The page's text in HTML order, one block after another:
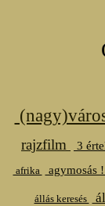
rajzfilm
3
afrika agymosás !
állás keresés